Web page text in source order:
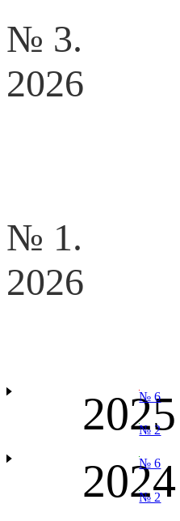
№ 3.
2026
№ 1.
2026
2025
№ 6
№ 2
2024
№ 6
№ 2